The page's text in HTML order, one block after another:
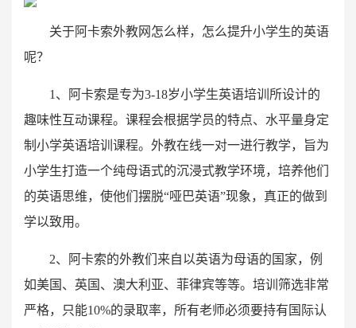
关于阿卡索外教网怎么样，怎么提升小学生的英语
呢？
1、阿卡索是专为3-18岁小学生英语培训所设计的
趣味性互动课程。课程会根据学员的特点、水平量身定
制小学英语培训课程。外教在线一对一进行教学，旨为
小学生打造一个纯母语式的沉浸式教学环境，培养他们
的英语思维，使他们摆脱“哑巴英语”现象，真正的做到
学以致用。
2、阿卡索的外教们来自以英语为母语的国家，例
如美国、英国、澳大利亚、菲律宾等等。培训筛选非常
严格，只能10%的录取率，所有老师必须要持有国际认